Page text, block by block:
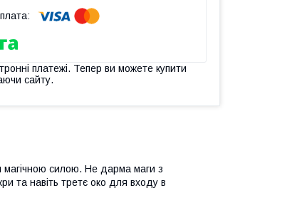
платежі. Тепер ви можете купити
сайту.
магічною силою. Не дарма маги з
та навіть третє око для входу в